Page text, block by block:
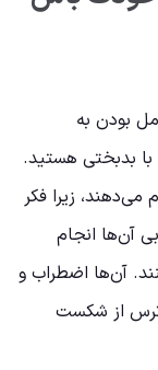
بودن به
با بدبختی هستید.
می‌دهند، زیرا فکر
آن‌ها انجام
آن‌ها اضطراب و
ترس از شکست